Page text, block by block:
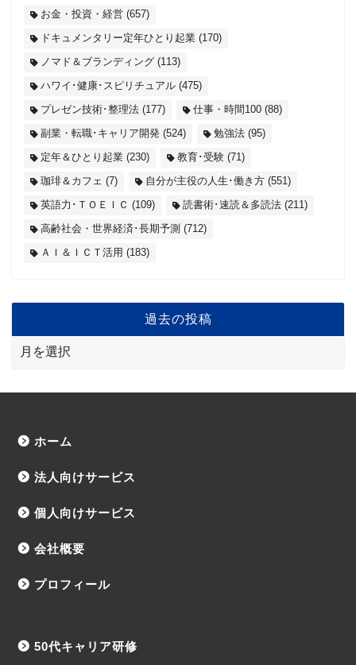
お金・投資・経営 (657)
ドキュメンタリー定年ひとり起業 (170)
ノマド＆ブランディング (113)
ハワイ･健康･スピリチュアル (475)
プレゼン技術･整理法 (177) 仕事・時間100 (88)
副業・転職･キャリア開発 (524) 勉強法 (95)
定年＆ひとり起業 (230) 教育･受験 (71)
珈琲＆カフェ (7) 自分が主役の人生･働き方 (551)
英語力･ＴＯＥＩＣ (109) 読書術･速読＆多読法 (211)
高齢社会・世界経済･長期予測 (712)
ＡＩ＆ＩＣＴ活用 (183)
過去の投稿
ホーム
法人向けサービス
個人向けサービス
会社概要
プロフィール
50代キャリア研修